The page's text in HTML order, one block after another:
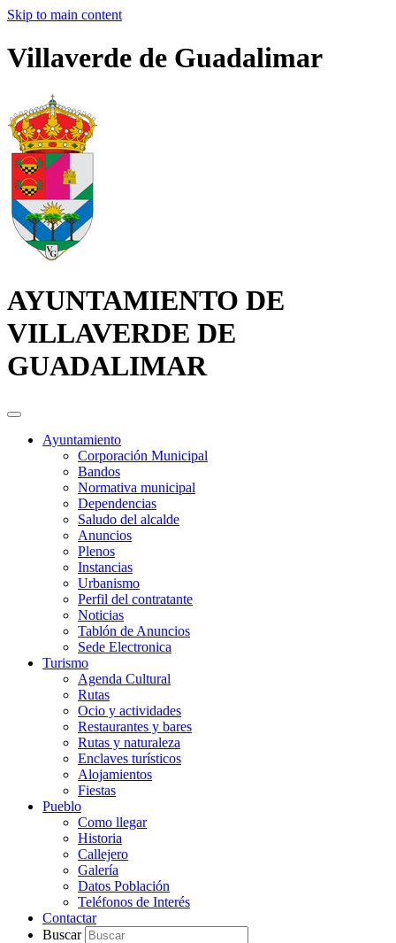
Skip to main content
Villaverde de Guadalimar
AYUNTAMIENTO DE
VILLAVERDE DE
GUADALIMAR
Ayuntamiento
Corporación Municipal
Bandos
Normativa municipal
Dependencias
Saludo del alcalde
Anuncios
Plenos
Instancias
Urbanismo
Perfil del contratante
Noticias
Tablón de Anuncios
Sede Electronica
Turismo
Agenda Cultural
Rutas
Ocio y actividades
Restaurantes y bares
Rutas y naturaleza
Enclaves turísticos
Alojamientos
Fiestas
Pueblo
Como llegar
Historia
Callejero
Galería
Datos Población
Teléfonos de Interés
Contactar
Buscar